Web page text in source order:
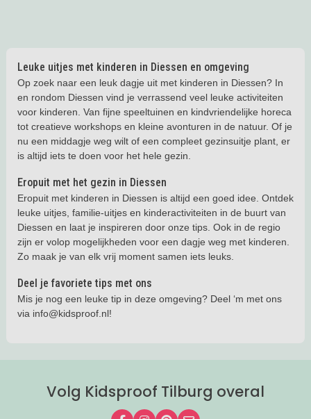
Leuke uitjes met kinderen in Diessen en omgeving
Op zoek naar een leuk dagje uit met kinderen in Diessen? In
en rondom Diessen vind je verrassend veel leuke activiteiten
voor kinderen. Van fijne speeltuinen en kindvriendelijke horeca
tot creatieve workshops en kleine avonturen in de natuur. Of je
nu een middagje weg wilt of een compleet gezinsuitje plant, er
is altijd iets te doen voor het hele gezin.
Eropuit met het gezin in Diessen
Eropuit met kinderen in Diessen is altijd een goed idee. Ontdek
leuke uitjes, familie-uitjes en kinderactiviteiten in de buurt van
Diessen en laat je inspireren door onze tips. Ook in de regio
zijn er volop mogelijkheden voor een dagje weg met kinderen.
Zo maak je van elk vrij moment samen iets leuks.
Deel je favoriete tips met ons
Mis je nog een leuke tip in deze omgeving? Deel ‘m met ons
via info@kidsproof.nl!
Volg Kidsproof Tilburg overal